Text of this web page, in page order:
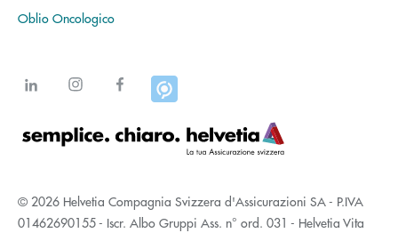
Oblio Oncologico
© 2026 Helvetia Compagnia Svizzera d'Assicurazioni SA - P.IVA
01462690155 - Iscr. Albo Gruppi Ass. n° ord. 031 - Helvetia Vita